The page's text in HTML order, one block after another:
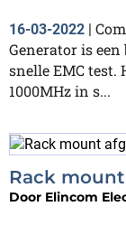
16-03-2022 |
Generator is
snelle EMC test.
1000MHz in s...
Rack
Door Elincom